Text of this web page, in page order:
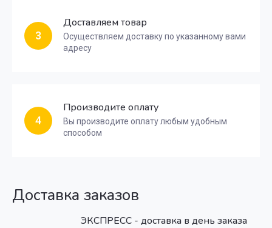
3
Доставляем товар
Осуществляем доставку по указанному вами
адресу
4
Производите оплату
Вы производите оплату любым удобным
способом
Доставка заказов
ЭКСПРЕСС - доставка в день заказа